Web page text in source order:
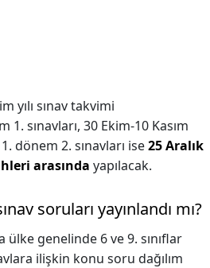
yılı sınav takvimi
sınavları, 30 Ekim-10 Kasım
dönem 2. sınavları ise25 Aralık
arasında yapılacak.
soruları yayınlandı mı?
ülke genelinde 6 ve 9. sınıflar
ilişkin konu soru dağılım